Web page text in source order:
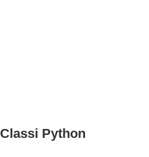
Classi Python